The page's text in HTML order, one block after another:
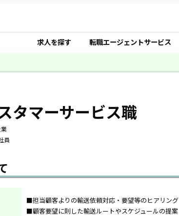
求人を探す 転職エージェントサービス
タマーサービス職
員
■担当顧客よりの輸送依頼対応・要望等のヒアリング
■顧客要望に則した輸送ルートやスケジュールの提案